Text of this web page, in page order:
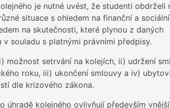
je nutné uvést, že studenti obdrželi
situace s ohledem na finanční a
na skutečnosti, které plynou z daných
souladu s platnými právními předpisy.
možnost setrvání na kolejích, ii) udržení
roku, iii) ukončení smlouvy a iv)
dle krizového zákona.
úhradě kolejného ovlivňují především vnější